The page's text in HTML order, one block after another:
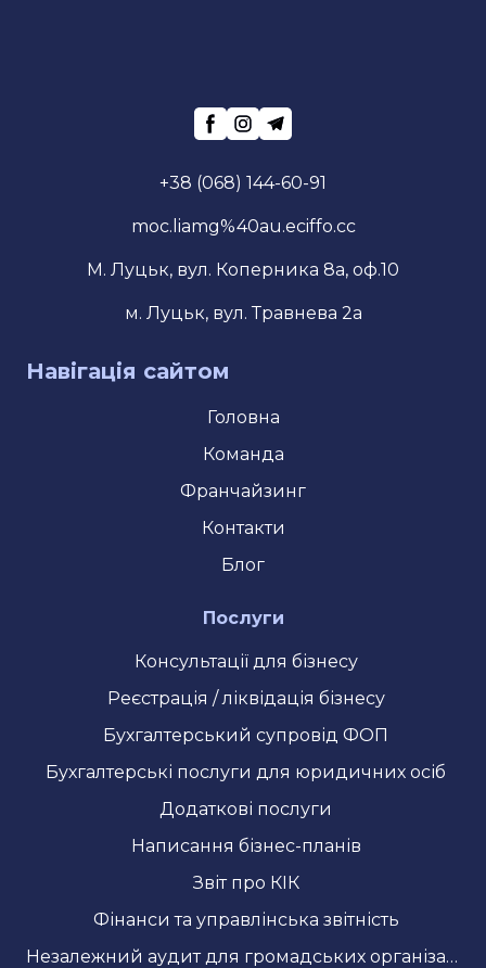
+38 (068) 144-60-91
moc.liamg%40au.eciffo.cc
М. Луцьк, вул. Коперника 8а, оф.10
м. Луцьк, вул. Травнева 2а
Навігація сайтом
Головна
Команда
Франчайзинг
Контакти
Блог
Послуги
Консультації для бізнесу
Реєстрація / ліквідація бізнесу
Бухгалтерський супровід ФОП
Бухгалтерські послуги для юридичних осіб
Додаткові послуги
Написання бізнес-планів
Звіт про КІК
Фінанси та управлінська звітність
Незалежний аудит для громадських організацій та грантових проєктів